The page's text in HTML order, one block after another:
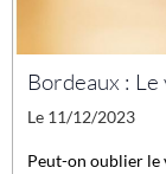
Bordeaux :
Le 11/12/2023
Peut-on oublier le